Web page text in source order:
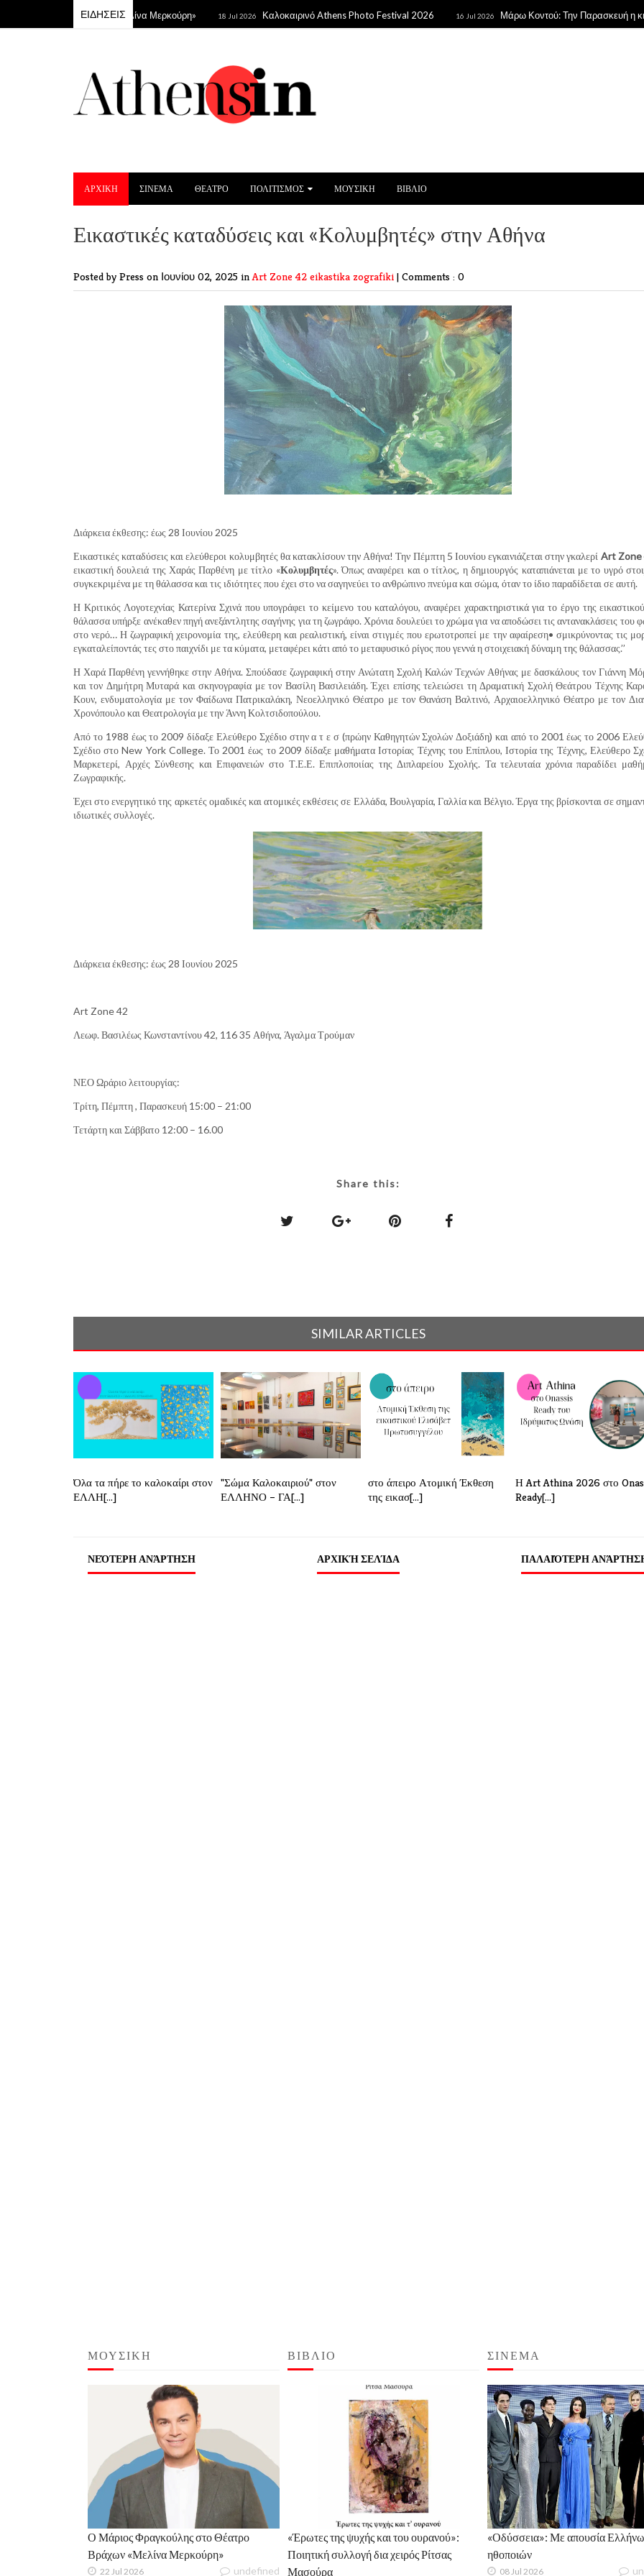
ΕΙΔΗΣΕΙΣ
Θέατρο Βράχων «Μελίνα Μερκούρη» 18 Jul 2026 Καλοκαιρινό Athens Photo Festival 2026 16 Jul 2026 Μάρω Κοντού: Την Παρασκευή η κηδεία
ΑΡΧΙΚΗ ΣΙΝΕΜΑ ΘΕΑΤΡΟ ΠΟΛΙΤΙΣΜΟΣ ΜΟΥΣΙΚΗ ΒΙΒΛΙΟ
Εικαστικές καταδύσεις και «Κολυμβητές» στην Αθήνα
Posted by Press on Ιουνίου 02, 2025 inArt Zone 42 eikastika zografiki | Comments : 0
Διάρκεια έκθεσης: έως 28 Ιουνίου 2025
Εικαστικές καταδύσεις και ελεύθεροι κολυμβητές θα κατακλίσουν την Αθήνα! Την Πέμπτη 5 Ιουνίου εγκαινιάζεται στην γκαλερί Art
εικαστική δουλειά της Χαράς Παρθένη με τίτλο «Κολυμβητές». Όπως αναφέρει και ο τίτλος, η δημιουργός καταπιάνεται με το υγρό
συγκεκριμένα με τη θάλασσα και τις ιδιότητες που έχει στο να σαγηνεύει το ανθρώπινο πνεύμα και σώμα, όταν το ίδιο παραδίδεται σε αυτή.
Η Κριτικός Λογοτεχνίας Κατερίνα Σχινά που υπογράφει το κείμενο του καταλόγου, αναφέρει χαρακτηριστικά για το έργο της
θάλασσα υπήρξε ανέκαθεν πηγή ανεξάντλητης σαγήνης για τη ζωγράφο. Χρόνια δουλεύει το χρώμα για να αποδώσει τις αντανακλάσεις του
στο νερό… Η ζωγραφική χειρονομία της, ελεύθερη και ρεαλιστική, είναι στιγμές που ερωτοτροπεί με την αφαίρεση• σμικρύνοντας τις
εγκαταλείποντάς τες στο παιχνίδι με τα κύματα, μεταφέρει κάτι από το μεταφυσικό ρίγος που γεννά η στοιχειακή δύναμη της θάλασσας.’’
Η Χαρά Παρθένη γεννήθηκε στην Αθήνα. Σπούδασε ζωγραφική στην Ανώτατη Σχολή Καλών Τεχνών Αθήνας με δασκάλους τον Γιάννη
και τον Δημήτρη Μυταρά και σκηνογραφία με τον Βασίλη Βασιλειάδη. Έχει επίσης τελειώσει τη Δραματική Σχολή Θεάτρου Τέχνης
Κουν, ενδυματολογία με τον Φαίδωνα Πατρικαλάκη, Νεοελληνικό Θέατρο με τον Θανάση Βαλτινό, Αρχαιοελληνικό Θέατρο με τον
Χρονόπουλο και Θεατρολογία με την Άννη Κολτσιδοπούλου.
Από το 1988 έως το 2009 δίδαξε Ελεύθερο Σχέδιο στην α τ ε σ (πρώην Καθηγητών Σχολών Δοξιάδη) και από το 2001 έως το 2006
Σχέδιο στο New York College. Το 2001 έως το 2009 δίδαξε μαθήματα Ιστορίας Τέχνης του Επίπλου, Ιστορία της Τέχνης, Ελεύθερο
Μαρκετερί, Αρχές Σύνθεσης και Επιφανειών στο Τ.Ε.Ε. Επιπλοποιίας της Διπλαρείου Σχολής. Τα τελευταία χρόνια παραδίδει
Ζωγραφικής.
Έχει στο ενεργητικό της αρκετές ομαδικές και ατομικές εκθέσεις σε Ελλάδα, Βουλγαρία, Γαλλία και Βέλγιο. Έργα της βρίσκονται σε
ιδιωτικές συλλογές.
Διάρκεια έκθεσης: έως 28 Ιουνίου 2025
Art Zone 42
Λεωφ. Βασιλέως Κωνσταντίνου 42, 116 35 Αθήνα, Άγαλμα Τρούμαν
ΝΕΟ Ωράριο λειτουργίας:
Τρίτη, Πέμπτη , Παρασκευή 15:00 – 21:00
Τετάρτη και Σάββατο 12:00 – 16.00
Share this:
SIMILAR ARTICLES
Όλα τα πήρε το καλοκαίρι στον
ΕΛΛΗ[...]
"Σώμα Καλοκαιριού" στον
ΕΛΛΗΝΟ – ΓΑ[...]
στο άπειρο Ατομική Έκθεση
της εικασ[...]
Η Art Athina 2026 στο
Ready[...]
ΝΕΌΤΕΡΗ ΑΝΆΡΤΗΣΗ ΠΑΛΑΙΌΤΕΡΗ
ΑΡΧΙΚΉ ΣΕΛΊΔΑ
ΜΟΥΣΙΚΗ
Ο Μάριος Φραγκούλης στο Θέατρο
Βράχων «Μελίνα Μερκούρη»
22 Jul 2026 undefined
ΒΙΒΛΙΟ
«Έρωτες της ψυχής και του ουρανού»:
Ποιητική συλλογή δια χειρός Ρίτσας
Μασούρα
ΣΙΝΕΜΑ
«Οδύσσεια»: Με απουσία
ηθοποιών
08 Jul 2026